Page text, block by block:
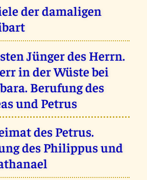
der damaligen
Jünger des Herrn.
in der Wüste bei
Berufung des
und Petrus
des Petrus.
des Philippus und